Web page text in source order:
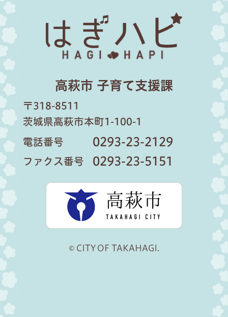
はぎハピ
高萩市 子育て支援課
〒318-8511
茨城県高萩市本町1-100-1
電話番号 0293-23-2129
ファクス番号 0293-23-5151
高萩市
© CITY OF TAKAHAGI.